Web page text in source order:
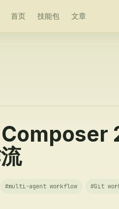
首页 技能包 文章
#multi-agent workflow #Git